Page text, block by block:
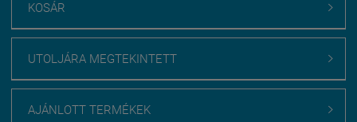
KOSÁR 
UTOLJÁRA MEGTEKINTETT 
AJÁNLOTT TERMÉKEK 